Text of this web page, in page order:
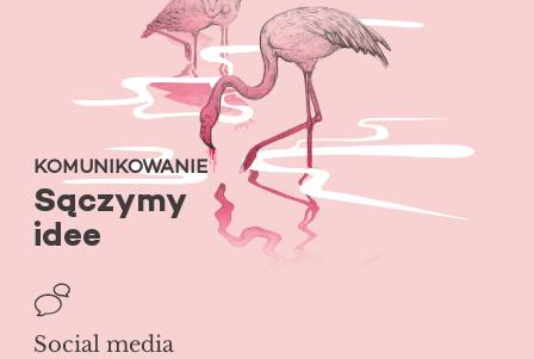
KOMUNIKOWANIE
Sączymy
idee
Social media